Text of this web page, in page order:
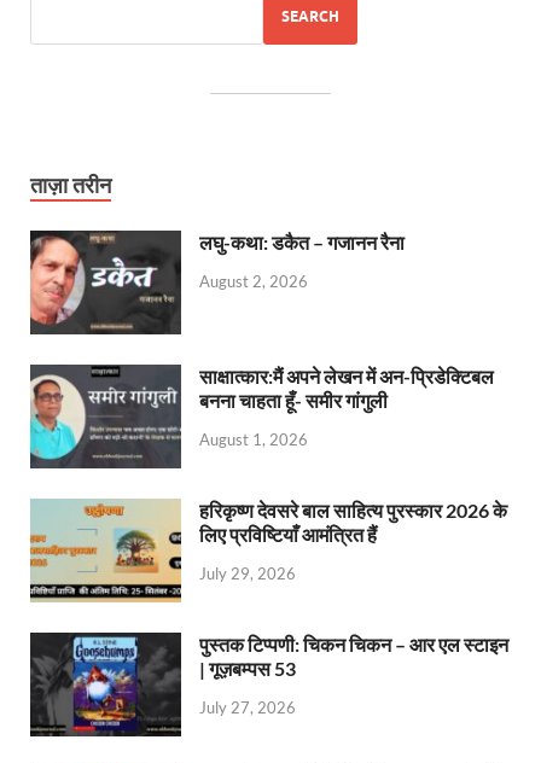
SEARCH
ताज़ा तरीन
लघु-कथा: डकैत – गजानन रैना
August 2, 2026
साक्षात्कार:मैं अपने लेखन में अन-प्रिडेक्टिबल
बनना चाहता हूँ- समीर गांगुली
August 1, 2026
हरिकृष्ण देवसरे बाल साहित्य पुरस्कार 2026 के
लिए प्रविष्टियाँ आमंत्रित हैं
July 29, 2026
पुस्तक टिप्पणी: चिकन चिकन – आर एल स्टाइन
| गूज़बम्पस 53
July 27, 2026